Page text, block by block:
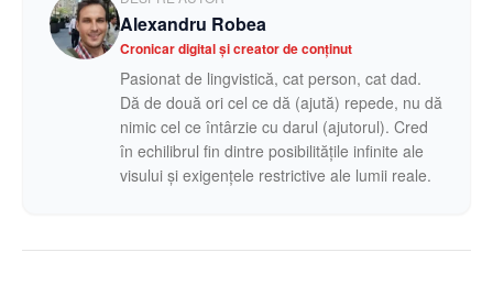
Alexandru Robea
Cronicar digital și creator de conținut
Pasionat de lingvistică, cat person, cat dad.
Dă de două ori cel ce dă (ajută) repede, nu dă
nimic cel ce întârzie cu darul (ajutorul). Cred
în echilibrul fin dintre posibilitățile infinite ale
visului și exigențele restrictive ale lumii reale.